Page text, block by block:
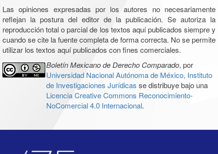
Las opiniones expresadas por los autores no necesariamente
reflejan la postura del editor de la publicación. Se autoriza la
reproducción total o parcial de los textos aquí publicados siempre y
cuando se cite la fuente completa de forma correcta. No se permite
utilizar los textos aquí publicados con fines comerciales.
Boletín Mexicano de Derecho Comparado, por
Universidad Nacional Autónoma de México, Instituto
de Investigaciones Jurídicas se distribuye bajo una
Licencia Creative Commons Reconocimiento-
NoComercial 4.0 Internacional.